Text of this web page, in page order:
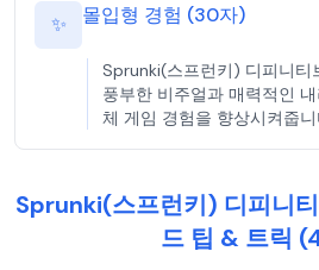
✨ 몰입형 경험 (30자)
Sprunki(스프런키) 디피니티
풍부한 비주얼과 매력적인
체 게임 경험을 향상시켜줍
Sprunki(스프런키) 디피니
드 팁 & 트릭